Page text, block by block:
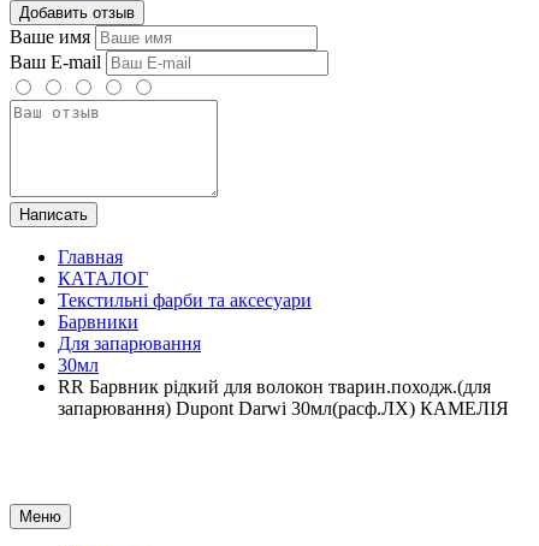
Добавить отзыв
Ваше имя
Ваш E-mail
Написать
Главная
КАТАЛОГ
Текстильні фарби та аксесуари
Барвники
Для запарювання
30мл
RR Барвник рідкий для волокон тварин.походж.(для
запарювання) Dupont Darwi 30мл(расф.ЛХ) КАМЕЛІЯ
Меню